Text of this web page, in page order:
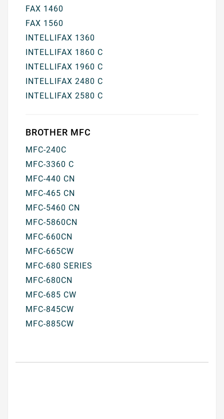
FAX 1460
FAX 1560
INTELLIFAX 1360
INTELLIFAX 1860 C
INTELLIFAX 1960 C
INTELLIFAX 2480 C
INTELLIFAX 2580 C
BROTHER MFC
MFC-240C
MFC-3360 C
MFC-440 CN
MFC-465 CN
MFC-5460 CN
MFC-5860CN
MFC-660CN
MFC-665CW
MFC-680 SERIES
MFC-680CN
MFC-685 CW
MFC-845CW
MFC-885CW